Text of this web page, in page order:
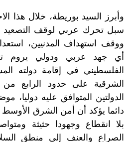
وأبرز السيد بوريطة، خلال هذا
سبل تحرك عربي لوقف التصعيد
ووقف استهداف المدنيين،
أي جهد عربي ودولي يروم
الفلسطيني في إقامة دولته
الدولتين المتوافق عليه دوليا،
دائما يؤكد أن أمن الشرق
بلا انقطاع وجهودا حثيثة
الصراع والعنف إلى منطق